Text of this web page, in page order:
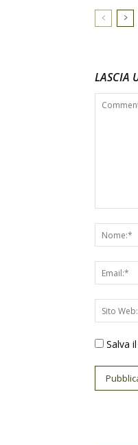
LASCIA
Salva